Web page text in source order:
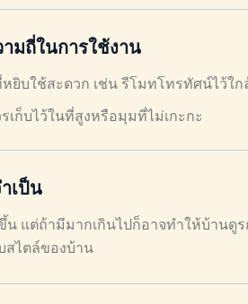
มถี่ในการใช้งาน
ยิบใช้สะดวก เช่น รีโมทโทรทัศน์ไว้ใ
เก็บไว้ในที่สูงหรือมุมที่ไม่เกะกะ
เป็น
แต่ถ้ามีมากเกินไปก็อาจทำให้บ้านดูร
สไตล์ของบ้าน